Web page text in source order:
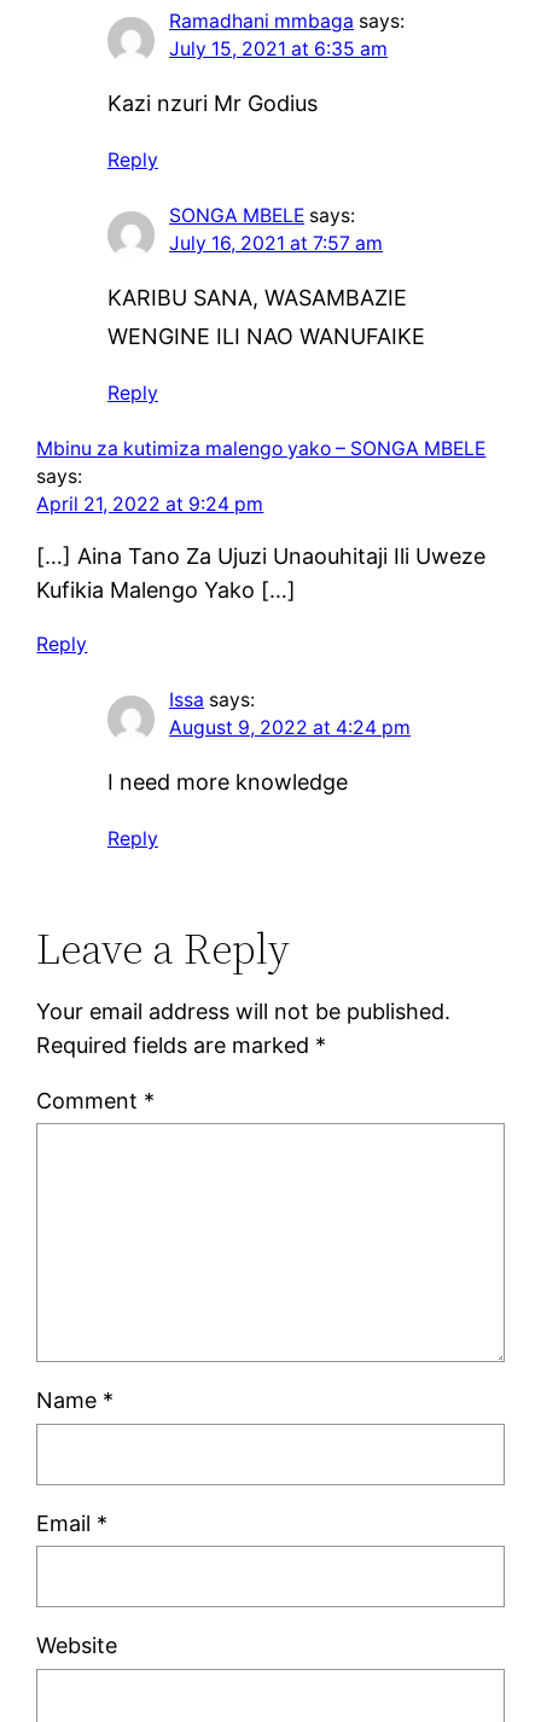
Ramadhani mmbaga says:
July 15, 2021 at 6:35 am
Kazi nzuri Mr Godius
Reply
SONGA MBELE says:
July 16, 2021 at 7:57 am
KARIBU SANA, WASAMBAZIE
WENGINE ILI NAO WANUFAIKE
Reply
Mbinu za kutimiza malengo yako – SONGA MBELE
says:
April 21, 2022 at 9:24 pm
[…] Aina Tano Za Ujuzi Unaouhitaji Ili Uweze
Kufikia Malengo Yako […]
Reply
Issa says:
August 9, 2022 at 4:24 pm
I need more knowledge
Reply
Leave a Reply
Your email address will not be published.
Required fields are marked *
Comment *
Name *
Email *
Website